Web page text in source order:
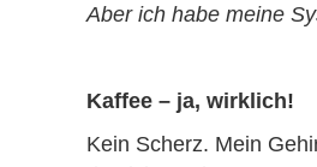
Aber ich habe meine
Kaffee – ja, wirklich!
Kein Scherz. Mein